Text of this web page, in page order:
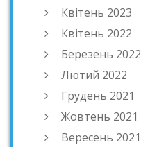
Квітень 2023
Квітень 2022
Березень 2022
Лютий 2022
Грудень 2021
Жовтень 2021
Вересень 2021